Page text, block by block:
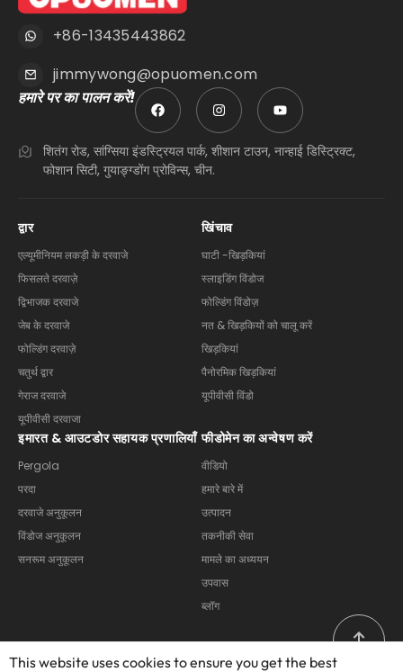
+86-13435443862
jimmywong@opuomen.com
हमारे पर का पालन करें!
शितंग रोड, सांग्सिया इंडस्ट्रियल पार्क, शीशान टाउन, नान्हाई डिस्ट्रिक्ट,
फोशान सिटी, गुयाङ्ग्डोंग प्रोविन्स, चीन.
द्वार
एल्यूमीनियम लकड़ी के दरवाजे
फिसलते दरवाज़े
द्विभाजक दरवाजे
जेब के दरवाजे
फोल्डिंग दरवाज़े
चतुर्थ द्वार
गेराज दरवाजे
यूपीवीसी दरवाजा
खिंचाव
घाटी -खिड़कियां
स्लाइडिंग विंडोज
फोल्डिंग विंडोज़
नत & खिड़कियों को चालू करें
खिड़कियां
पैनोरमिक खिड़कियां
यूपीवीसी विंडो
इमारत & आउटडोर सहायक प्रणालियाँ
Pergola
परदा
दरवाजे अनुकूलन
विंडोज अनुकूलन
सनरूम अनुकूलन
फीडोमेन का अन्वेषण करें
वीडियो
हमारे बारे में
उत्पादन
तकनीकी सेवा
मामले का अध्ययन
उपवास
ब्लॉग
This website uses cookies to ensure you get the best